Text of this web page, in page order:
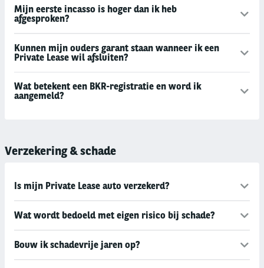
Mijn eerste incasso is hoger dan ik heb
afgesproken?
Kunnen mijn ouders garant staan wanneer ik een
Private Lease wil afsluiten?
Wat betekent een BKR-registratie en word ik
aangemeld?
Verzekering & schade
Is mijn Private Lease auto verzekerd?
Wat wordt bedoeld met eigen risico bij schade?
Bouw ik schadevrije jaren op?